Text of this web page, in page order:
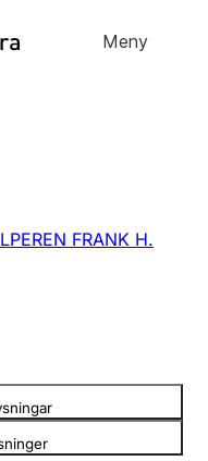
Meny
FRANK H.